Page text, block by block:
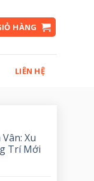
HÀNG
LIÊN HỆ
Xu
Trí Mới